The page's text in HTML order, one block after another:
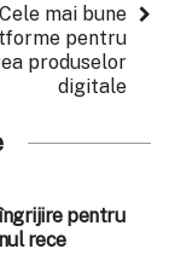
Cele mai bune
pentru
produselor
digitale
pentru
rece